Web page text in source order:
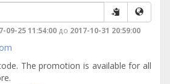
09-25 11:54:00 до 2017-10-31 20:59:00
The promotion is available for all